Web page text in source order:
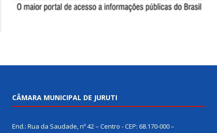
CÂMARA MUNICIPAL DE JURUTI
End.: Rua da Saudade, nº 42 – Centro - CEP: 68.170-000 –